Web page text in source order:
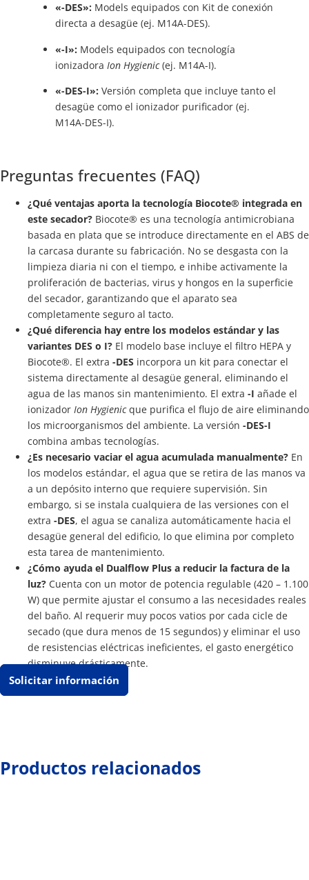
«-DES»: Models equipados con Kit de conexión
directa a desagüe (ej. M14A-DES).
«-I»: Models equipados con tecnología
ionizadora Ion Hygienic(ej. M14A-I).
«-DES-I»: Versión completa que incluye tanto el
desagüe como el ionizador purificador (ej.
M14A-DES-I).
Preguntas frecuentes (FAQ)
¿Qué ventajas aporta la tecnología Biocote® integrada en
este secador? Biocote® es una tecnología antimicrobiana
basada en plata que se introduce directamente en el ABS de
la carcasa durante su fabricación. No se desgasta con la
limpieza diaria ni con el tiempo, e inhibe activamente la
proliferación de bacterias, virus y hongos en la superficie
del secador, garantizando que el aparato sea
completamente seguro al tacto.
¿Qué diferencia hay entre los modelos estándar y las
variantes DES o I? El modelo base incluye el filtro HEPA y
Biocote®. El extra -DES incorpora un kit para conectar el
sistema directamente al desagüe general, eliminando el
agua de las manos sin mantenimiento. El extra -I añade el
ionizador Ion Hygienicque purifica el flujo de aire eliminando
los microorganismos del ambiente. La versión -DES-I
combina ambas tecnologías.
¿Es necesario vaciar el agua acumulada manualmente? En
los modelos estándar, el agua que se retira de las manos va
a un depósito interno que requiere supervisión. Sin
embargo, si se instala cualquiera de las versiones con el
extra -DES, el agua se canaliza automáticamente hacia el
desagüe general del edificio, lo que elimina por completo
esta tarea de mantenimiento.
¿Cómo ayuda el Dualflow Plus a reducir la factura de la
luz? Cuenta con un motor de potencia regulable (420 – 1.100
W) que permite ajustar el consumo a las necesidades reales
del baño. Al requerir muy pocos vatios por cada cicle de
secado (que dura menos de 15 segundos) y eliminar el uso
de resistencias eléctricas ineficientes, el gasto energético
disminuye drásticamente.
Solicitar información
Productos relacionados